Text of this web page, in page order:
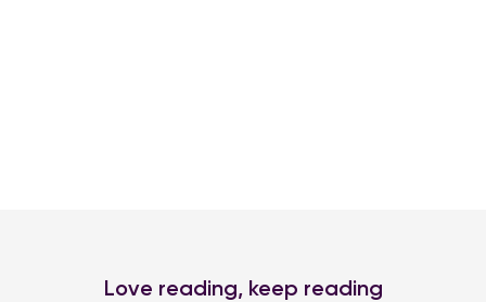
Love reading, keep reading